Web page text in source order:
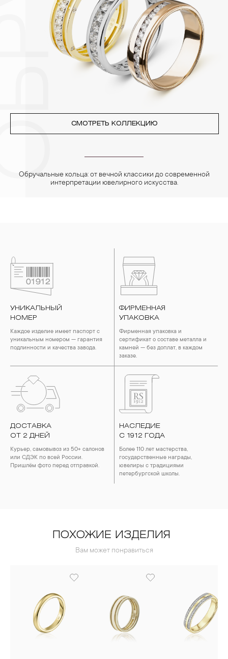
Особенно беречь от воздействия влаги, необходимо
позолоченные изделия. Также высокую влажность плохо
переносят жемчуг, бирюза, малахит и янтарь.
4. Специалисты обычно рекомендуют чистить украшения не
реже одного раза в месяц, а также регулярно протирать их
фланелевой или замшевой салфеткой.
СМОТРЕТЬ КОЛЛЕКЦИЮ
Обручальные кольца: от вечной классики до современной
интерпретации ювелирного искусства.
УНИКАЛЬНЫЙ
НОМЕР
Каждое изделие имеет паспорт с
уникальным номером — гарантия
подлинности и качества завода.
ФИРМЕННАЯ
УПАКОВКА
Фирменная упаковка и
сертификат о составе металла и
камней — без доплат, в каждом
заказе.
ДОСТАВКА
ОТ 2 ДНЕЙ
Курьер, самовывоз из 50+ салонов
или СДЭК по всей России.
Пришлём фото перед отправкой.
НАСЛЕДИЕ
С 1912 ГОДА
Более 110 лет мастерства,
государственные награды,
ювелиры с традициями
петербургской школы.
ПОХОЖИЕ ИЗДЕЛИЯ
Вам может понравиться